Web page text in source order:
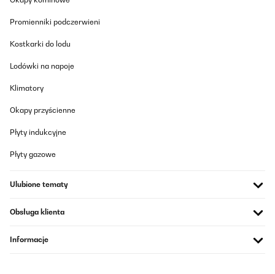
Promienniki podczerwieni
Kostkarki do lodu
Lodówki na napoje
Klimatory
Okapy przyścienne
Płyty indukcyjne
Płyty gazowe
Ulubione tematy
Obsługa klienta
Informacje